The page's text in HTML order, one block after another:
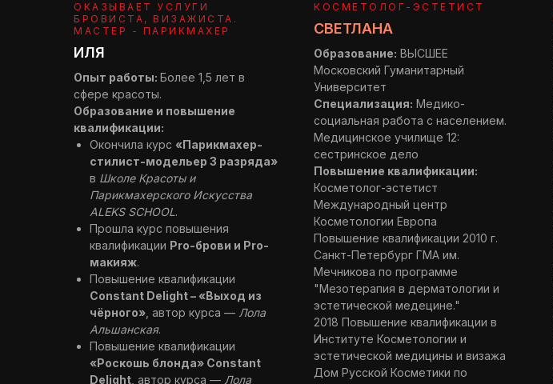
ОКАЗЫВАЕТ УСЛУГИ
БРОВИСТА, ВИЗАЖИСТА.
МАСТЕР - ПАРИКМАХЕР
ИЛЯ
Опыт работы: Более 1,5 лет в
сфере красоты.
Образование и повышение
квалификации:
Окончила курс «Парикмахер-
стилист-модельер 3 разряда»
в Школе Красоты и
Парикмахерского Искусства
ALEKS SCHOOL .
Прошла курс повышения
квалификации Pro-брови и Pro-
макияж.
Повышение квалификации
Constant Delight – «Выход из
чёрного» , автор курса — Лола
Альшанская.
Повышение квалификации
«Роскошь блонда» Constant
Delight , автор курса — Лола
КОСМЕТОЛОГ-ЭСТЕТИСТ
СВЕТЛАНА
Образование: ВЫСШЕЕ
Московский Гуманитарный
Университет
Специализация: Медико-
социальная работа с населением.
Медицинское училище 12:
сестринское дело
Повышение квалификации:
Косметолог-эстетист
Международный центр
Косметологии Европа
Повышение квалификации 2010 г.
Санкт-Петербург ГМА им.
Мечникова по программе
"Мезотерапия в дерматологии и
эстетической медецине."
2018 Повышение квалификации в
Институте Косметологии и
эстетической медицины и визажа
Дом Русской Косметики по